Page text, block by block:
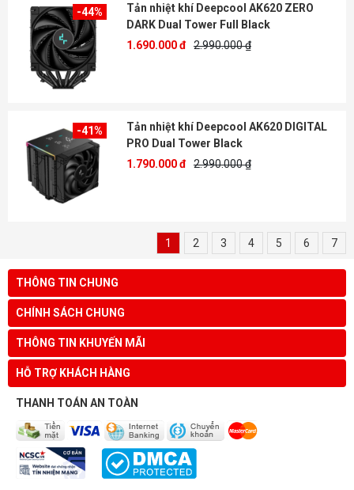
-44%
Tản nhiệt khí Deepcool AK620 ZERO
DARK Dual Tower Full Black
1.690.000 đ 2.990.000 ₫
-41%
Tản nhiệt khí Deepcool AK620 DIGITAL
PRO Dual Tower Black
1.790.000 đ 2.990.000 ₫
1 2 3 4 5 6 7
THÔNG TIN CHUNG
CHÍNH SÁCH CHUNG
THÔNG TIN KHUYẾN MÃI
HỖ TRỢ KHÁCH HÀNG
THANH TOÁN AN TOÀN